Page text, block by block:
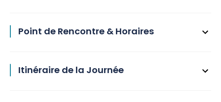
Point de Rencontre & Horaires
Itinéraire de la Journée